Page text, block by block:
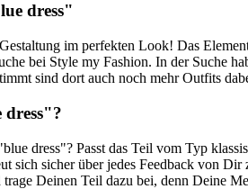
dress"
im perfekten Look! Das
bei Style my Fashion. In der Suche
sind dort auch noch mehr Outfits
dress"?
dress"? Passt das Teil vom Typ
sich sicher über jedes Feedback von
Deinen Teil dazu bei, denn Deine